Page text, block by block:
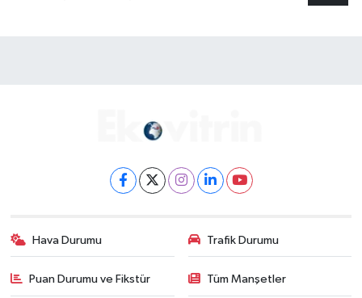
Hava Durumu Trafik Durumu
Puan Durumu ve Fikstür Tüm Manşetler